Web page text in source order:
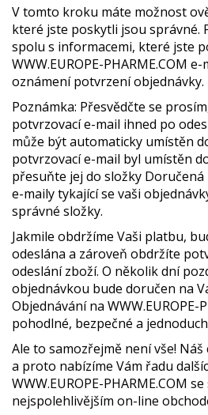
V tomto kroku máte možnost
které jste poskytli jsou správné.
spolu s informacemi, které jste
WWW.EUROPE-PHARME.COM
oznámení potvrzení objednávky.
Poznámka: Přesvědčte se
potvrzovací e-mail ihned po
může být automaticky umístěn
potvrzovací e-mail byl umístěn
přesuňte jej do složky
e-maily tykající se vaši
správné složky.
Jakmile obdržíme Vaši platbu,
odeslána a zároveň obdržíte
odeslání zboží. O několik dní
objednávkou bude doručen na
Objednávání na WWW.EUROPE-
pohodlné, bezpečné a
Ale to samozřejmě není vše!
a proto nabízíme Vám řadu
WWW.EUROPE-PHARME.COM
nejspolehlivějším on-line